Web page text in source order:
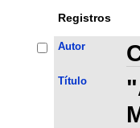
Registros
Autor
Título